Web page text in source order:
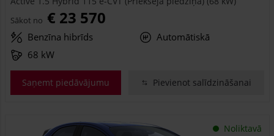
Sākot no € 23 570
Benzīna hibrīds
Automātiskā
68 kW
Saņemt piedāvājumu Pievienot salīdzināšanai
Noliktavā